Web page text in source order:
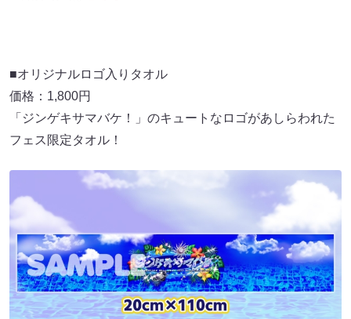
■オリジナルロゴ入りタオル
価格：1,800円
「ジンゲキサマバケ！」のキュートなロゴがあしらわれた
フェス限定タオル！